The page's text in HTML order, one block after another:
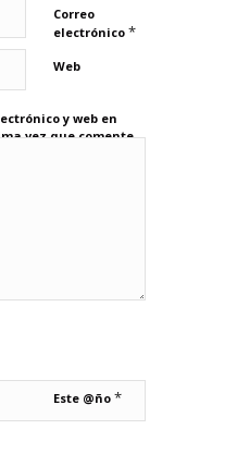
Correo
electrónico *
Web
y web en
vez que comente.
Este @ño *